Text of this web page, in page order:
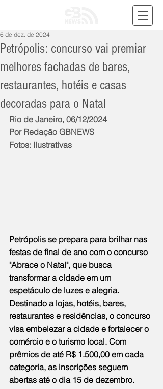
Petrópolis: concurso vai premiar
melhores fachadas de bares,
restaurantes, hotéis e casas
decoradas para o Natal
6 de dez. de 2024
Rio de Janeiro, 06/12/2024
Por Redação GBNEWS
Fotos: Ilustrativas
Petrópolis se prepara para brilhar nas
festas de final de ano com o concurso
"Abrace o Natal", que busca
transformar a cidade em um
espetáculo de luzes e alegria.
Destinado a lojas, hotéis, bares,
restaurantes e residências, o concurso
visa embelezar a cidade e fortalecer o
comércio e o turismo local. Com
prêmios de até R$ 1.500,00 em cada
categoria, as inscrições seguem
abertas até o dia 15 de dezembro.